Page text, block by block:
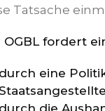
Tatsache
OGBL fordert
durch eine
durch die